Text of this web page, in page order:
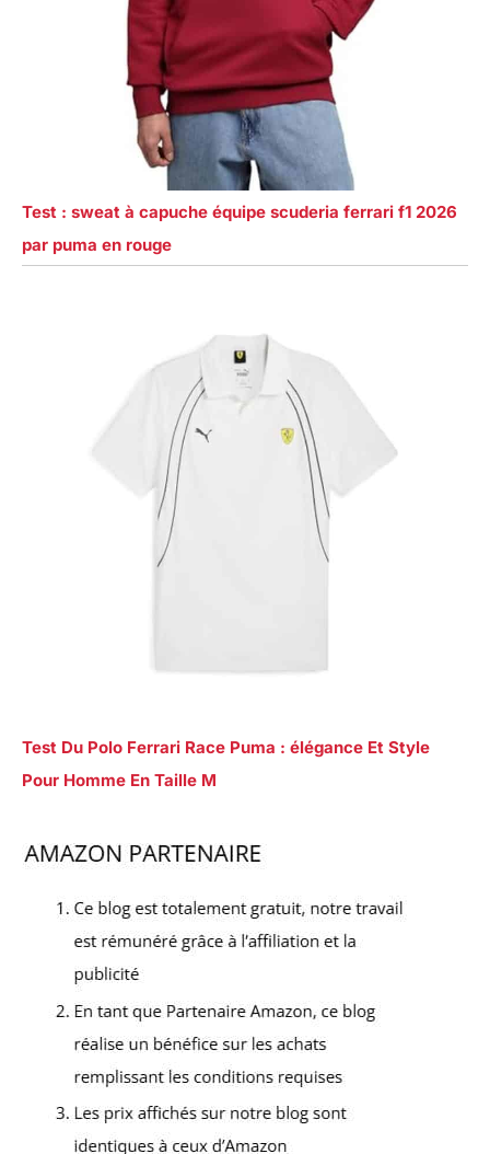
Test : sweat à capuche équipe scuderia ferrari f1 2026
par puma en rouge
Test Du Polo Ferrari Race Puma : élégance Et Style
Pour Homme En Taille M